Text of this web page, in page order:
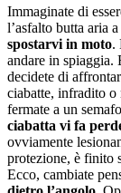
Immaginate di
l’asfalto butta aria
spostarvi in moto.
andare in
decidete di
ciabatte, infradito
fermate a un
ciabatta vi fa
ovviamente
protezione, è finito
Ecco, cambiate